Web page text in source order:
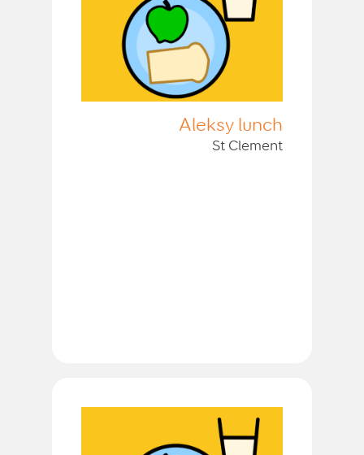
Aleksy lunch
St Clement